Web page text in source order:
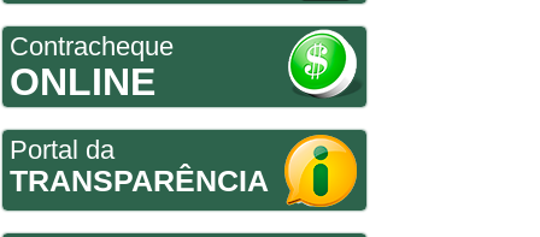
Contracheque
ONLINE
Portal da
TRANSPARÊNCIA